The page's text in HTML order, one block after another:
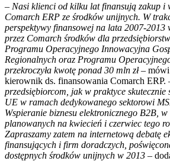
– Nasi klienci od kilku lat finansują zakup i
Comarch ERP ze środków unijnych. W
perspektywy finansowej na lata 2007-2013
przez Comarch środków dla
Programu Operacyjnego Innowacyjna
Regionalnych oraz Programu
przekroczyła kwotę ponad 30 mln zł– mówi
kierownik ds. finansowania Comarch ERP.
przedsiębiorcom, jak w praktyce skutecznie
UE w ramach dedykowanego sektorowi
Wspieranie biznesu elektronicznego B2B, w
planowanych na kwiecień i czerwiec tego
Zapraszamy zatem na internetową debatę
finansujących i firm doradczych,
dostępnych środków unijnych w 2013 –